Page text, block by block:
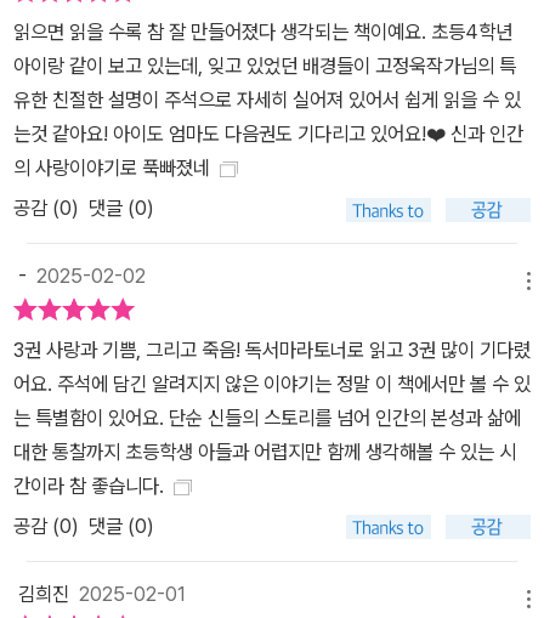
이라도 튀어나올 듯 역동적이고 입체적인 모습을 보여준다. 또한 신
화 속 명장면을 생생하게 담아낸 일러스트로 글 읽기의 즐거움을 더
한다.
읽으면 읽을 수록 참 잘 만들어졌다 생각되는 책이예요. 초등4학년
아이랑 같이 보고 있는데, 잊고 있었던 배경들이 고정욱작가님의 특
유한 친절한 설명이 주석으로 자세히 실어져 있어서 쉽게 읽을 수 있
는것 같아요! 아이도 엄마도 다음권도 기다리고 있어요!❤️ 신과 인간
의 사랑이야기로 푹빠졌네
공감 (0) 댓글 (0)
- 2025-02-02
3권 사랑과 기쁨, 그리고 죽음! 독서마라토너로 읽고 3권 많이 기다렸
어요. 주석에 담긴 알려지지 않은 이야기는 정말 이 책에서만 볼 수 있
는 특별함이 있어요. 단순 신들의 스토리를 넘어 인간의 본성과 삶에
대한 통찰까지 초등학생 아들과 어렵지만 함께 생각해볼 수 있는 시
간이라 참 좋습니다.
공감 (0) 댓글 (0)
김희진 2025-02-01